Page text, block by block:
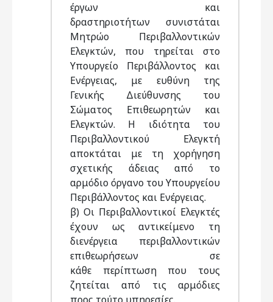
έργων και
δραστηριοτήτων συνιστάται
Μητρώο Περιβαλλοντικών
Ελεγκτών, που τηρείται στο
Υπουργείο Περιβάλλοντος και
Ενέργειας, με ευθύνη της
Γενικής Διεύθυνσης του
Σώματος Επιθεωρητών και
Ελεγκτών. Η ιδιότητα του
Περιβαλλοντικού Ελεγκτή
αποκτάται με τη χορήγηση
σχετικής άδειας από το
αρμόδιο όργανο του Υπουργείου
Περιβάλλοντος και Ενέργειας.
β) Οι Περιβαλλοντικοί Ελεγκτές
έχουν ως αντικείμενο τη
διενέργεια περιβαλλοντικών
επιθεωρήσεων σε
κάθε περίπτωση που τους
ζητείται από τις αρμόδιες